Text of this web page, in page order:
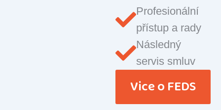
Profesionální
přístup a rady
Následný
servis smluv
Vice o FEDS